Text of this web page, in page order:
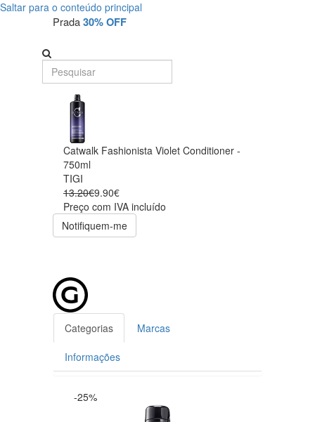
Saltar para o conteúdo principal
Prada30% OFF
Catwalk Fashionista Violet Conditioner -
750ml
TIGI
13.20€9.90€
Preço com IVA incluído
Notifiquem-me
Categorias Marcas
Informações
-25%